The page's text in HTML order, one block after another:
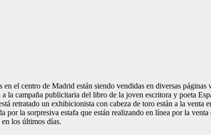
en el centro de Madrid están siendo vendidas en diversas
a la campaña publicitaria del libro de la joven escritora y poeta
retratado un exhibicionista con cabeza de toro están a la
por la sorpresiva estafa que están realizando en línea por la
los últimos días.